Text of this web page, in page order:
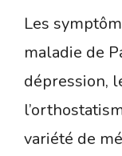
Les
maladie de
dépression,
variété de